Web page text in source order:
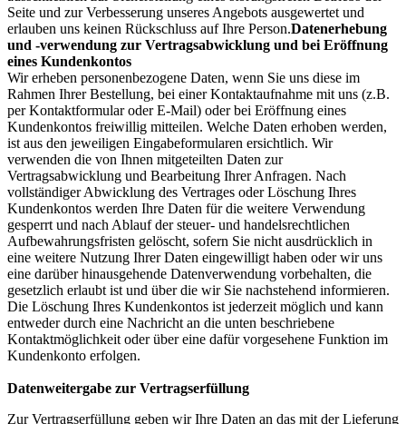
Seite und zur Verbesserung unseres Angebots ausgewertet und
erlauben uns keinen Rückschluss auf Ihre Person.Datenerhebung
und -verwendung zur Vertragsabwicklung und bei Eröffnung
eines Kundenkontos
Wir erheben personenbezogene Daten, wenn Sie uns diese im
Rahmen Ihrer Bestellung, bei einer Kontaktaufnahme mit uns (z.B.
per Kontaktformular oder E-Mail) oder bei Eröffnung eines
Kundenkontos freiwillig mitteilen. Welche Daten erhoben werden,
ist aus den jeweiligen Eingabeformularen ersichtlich. Wir
verwenden die von Ihnen mitgeteilten Daten zur
Vertragsabwicklung und Bearbeitung Ihrer Anfragen. Nach
vollständiger Abwicklung des Vertrages oder Löschung Ihres
Kundenkontos werden Ihre Daten für die weitere Verwendung
gesperrt und nach Ablauf der steuer- und handelsrechtlichen
Aufbewahrungsfristen gelöscht, sofern Sie nicht ausdrücklich in
eine weitere Nutzung Ihrer Daten eingewilligt haben oder wir uns
eine darüber hinausgehende Datenverwendung vorbehalten, die
gesetzlich erlaubt ist und über die wir Sie nachstehend informieren.
Die Löschung Ihres Kundenkontos ist jederzeit möglich und kann
entweder durch eine Nachricht an die unten beschriebene
Kontaktmöglichkeit oder über eine dafür vorgesehene Funktion im
Kundenkonto erfolgen.
Datenweitergabe zur Vertragserfüllung
Zur Vertragserfüllung geben wir Ihre Daten an das mit der Lieferung